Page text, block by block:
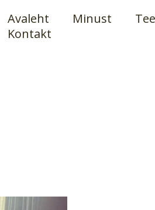
Avaleht Minust
Kontakt